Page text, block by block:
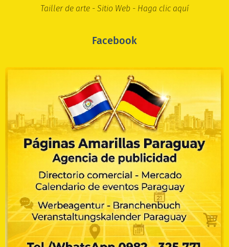
Tailler de arte - Sitio Web - Haga clic aquí
Facebook